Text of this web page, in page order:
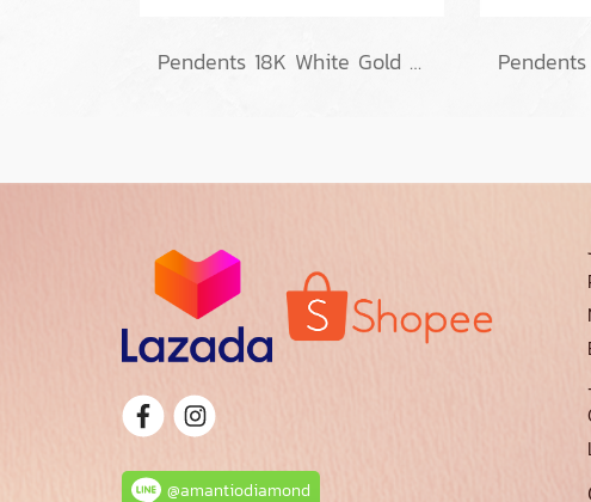
Pendents 18K White Gold with Diamond
@amantiodiamond